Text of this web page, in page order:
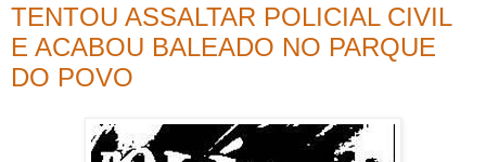
TENTOU ASSALTAR POLICIAL CIVIL
E ACABOU BALEADO NO PARQUE
DO POVO